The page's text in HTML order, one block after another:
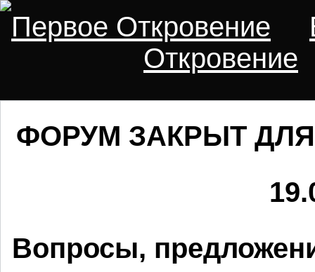
Первое Откровение
Откровение
ФОРУМ ЗАКРЫТ
Вопросы,